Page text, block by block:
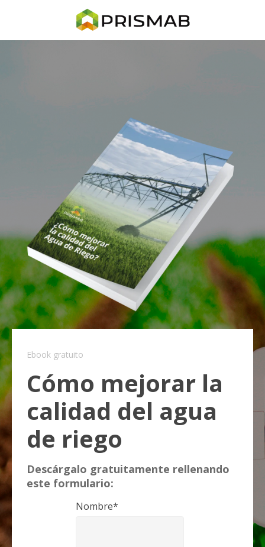
Ebook gratuito
Cómo mejorar la
calidad del agua
de riego
Descárgalo gratuitamente rellenando
este formulario:
Nombre*